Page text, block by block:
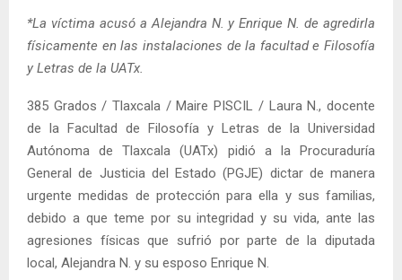
*La víctima acusó a Alejandra N. y Enrique N. de agredirla
físicamente en las instalaciones de la facultad e Filosofía
y Letras de la UATx.
385 Grados / Tlaxcala / Maire PISCIL / Laura N., docente
de la Facultad de Filosofía y Letras de la Universidad
Autónoma de Tlaxcala (UATx) pidió a la Procuraduría
General de Justicia del Estado (PGJE) dictar de manera
urgente medidas de protección para ella y sus familias,
debido a que teme por su integridad y su vida, ante las
agresiones físicas que sufrió por parte de la diputada
local, Alejandra N. y su esposo Enrique N.